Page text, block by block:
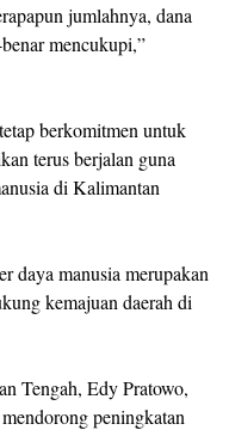
jumlahnya, dana
mencukupi,”
berkomitmen untuk
terus berjalan guna
di Kalimantan
daya manusia merupakan
kemajuan daerah di
Tengah, Edy Pratowo,
peningkatan